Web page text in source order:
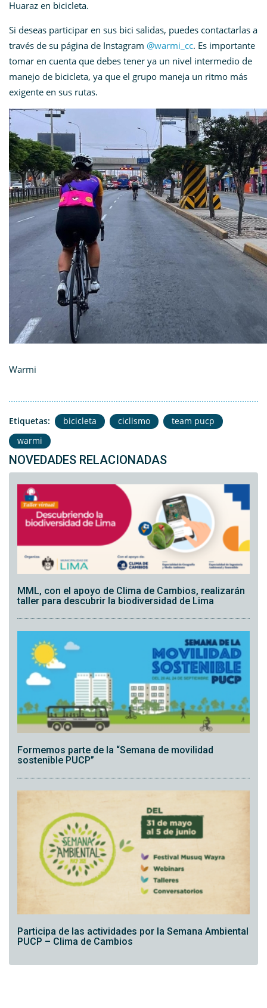
Huaraz en bicicleta.
Si deseas participar en sus bici salidas, puedes contactarlas a
través de su página de Instagram @warmi_cc. Es importante
tomar en cuenta que debes tener ya un nivel intermedio de
manejo de bicicleta, ya que el grupo maneja un ritmo más
exigente en sus rutas.
Warmi
Etiquetas: bicicleta ciclismo
team pucp
warmi
NOVEDADES RELACIONADAS
MML, con el apoyo de Clima de Cambios, realizarán
taller para descubrir la biodiversidad de Lima
Formemos parte de la “Semana de movilidad
sostenible PUCP”
Participa de las actividades por la Semana Ambiental
PUCP – Clima de Cambios